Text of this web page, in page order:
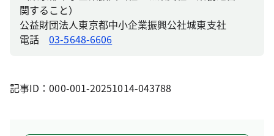
関すること）
公益財団法人東京都中小企業振興公社城東支社
電話03-5648-6606
記事ID：000-001-20251014-043788